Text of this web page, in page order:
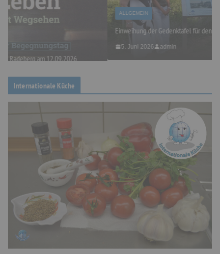
Einweihung der Gedenktafel für den Musiker Eugen Reiche
5. Juni 2026
Internationale Küche